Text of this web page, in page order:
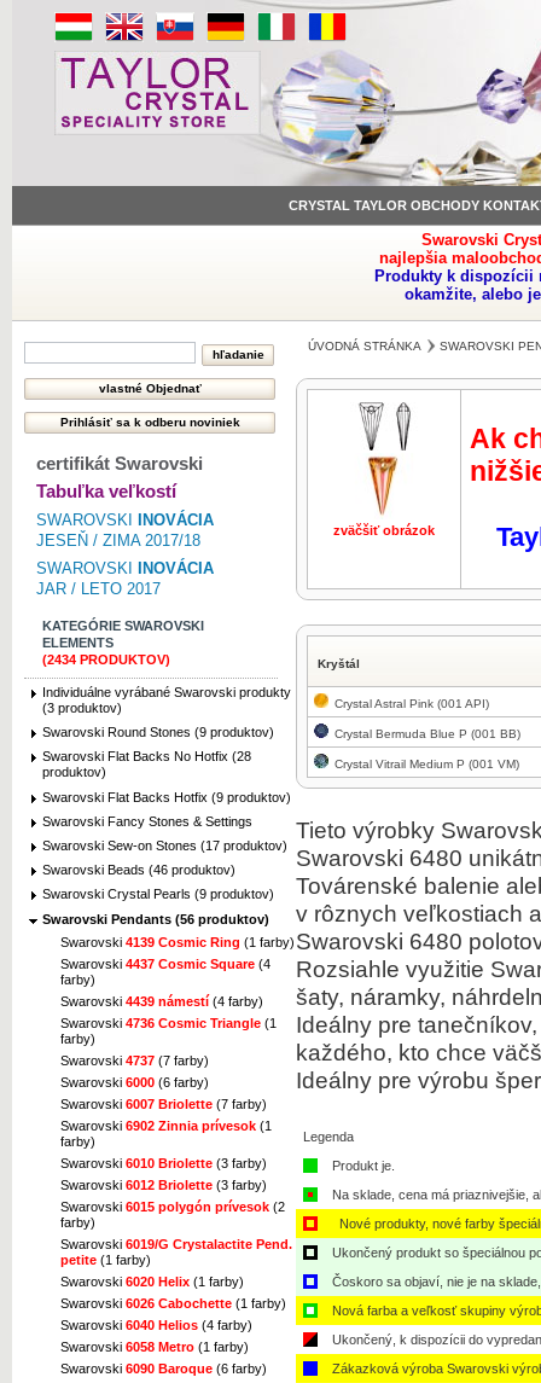
CRYSTAL TAYLOR OBCHODY
Swarovski
najlepšia
Produkty k dispozícii
okamžite, alebo
certifikát Swarovski
Tabuľka veľkostí
SWAROVSKI
INOVÁCIA
JESEŇ / ZIMA 2017/18
SWAROVSKI
INOVÁCIA
JAR / LETO 2017
KATEGÓRIE SWAROVSKI
ELEMENTS
(2434 PRODUKTOV)
Individuálne vyrábané Swarovski produkty
(3 produktov)
Swarovski Round Stones (9 produktov)
Swarovski Flat Backs No Hotfix (28
produktov)
Swarovski Flat Backs Hotfix (9 produktov)
Swarovski Fancy Stones & Settings
Swarovski Sew-on Stones (17 produktov)
Swarovski Beads (46 produktov)
Swarovski Crystal Pearls (9 produktov)
Swarovski Pendants (56 produktov)
Swarovski 4139 Cosmic Ring (1 farby)
Swarovski 4437 Cosmic Square (4
farby)
Swarovski 4439 námestí (4 farby)
Swarovski 4736 Cosmic Triangle (1
farby)
Swarovski 4737 (7 farby)
Swarovski 6000 (6 farby)
Swarovski 6007 Briolette (7 farby)
Swarovski 6902 Zinnia prívesok (1
farby)
Swarovski 6010 Briolette (3 farby)
Swarovski 6012 Briolette (3 farby)
Swarovski 6015 polygón prívesok (2
farby)
Swarovski 6019/G Crystalactite Pend.
petite (1 farby)
Swarovski 6020 Helix (1 farby)
Swarovski 6026 Cabochette (1 farby)
Swarovski 6040 Helios (4 farby)
Swarovski 6058 Metro (1 farby)
Swarovski 6090 Baroque (6 farby)
ÚVODNÁ STRÁNKA SWAROVSKI
zväčšiť obrázok zväčšiť
Ak
Kryštál
Crystal Astral Pink (001 API)
Crystal Bermuda Blue P (001 BB)
Crystal Vitrail Medium P (001 VM)
Tieto výrobky
Swarovski 6480
Továrenské balenie
v rôznych veľkostiach
Swarovski 6480
Rozsiahle využitie
šaty, náramky,
Ideálny pre
každého, kto chce
Ideálny pre výrobu
Legenda
Produkt je.
Na sklade, cena má priaznivejšie,
Nové produkty, nové farby
Ukončený produkt so špeciálnou
Čoskoro sa objaví, nie je na
Nová farba a veľkosť skupiny
Ukončený, k dispozícii do
Zákazková výroba Swarovski